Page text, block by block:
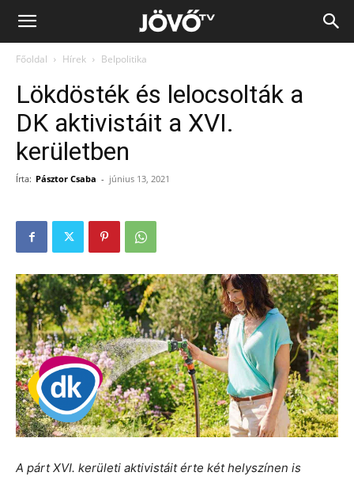
Jövő
Főoldal Hírek Belpolitika
Lökdösték és lelocsolták a
DK aktivistáit a XVI.
kerületben
Írta: Pásztor Csaba - június 13, 2021
A párt XVI. kerületi aktivistáit érte két helyszínen is